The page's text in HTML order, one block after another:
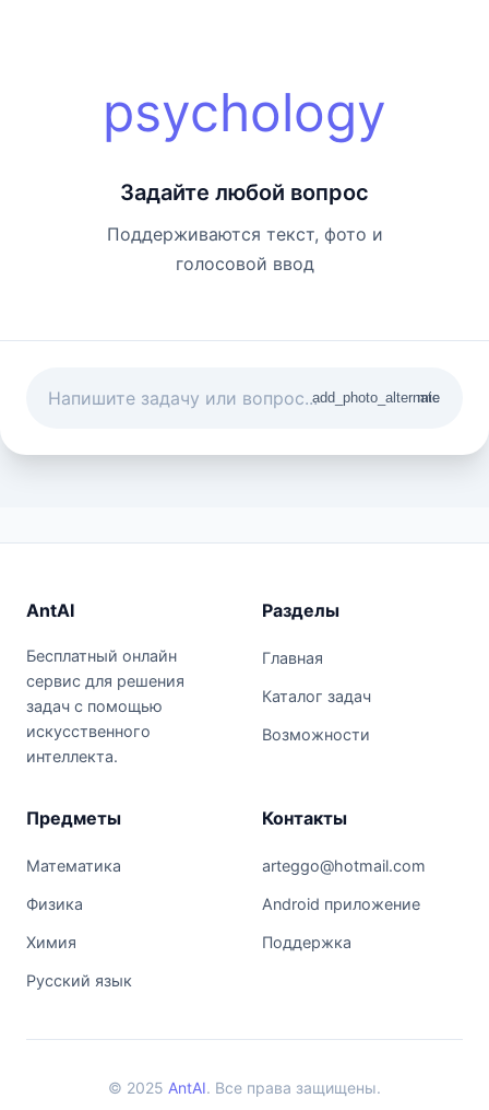
psychology
Задайте любой вопрос
Поддерживаются текст, фото и
голосовой ввод
add_photo_alternate
mic
AntAI
Бесплатный онлайн
сервис для решения
задач с помощью
искусственного
интеллекта.
Разделы
Главная
Каталог задач
Возможности
Предметы
Математика
Физика
Химия
Русский язык
Контакты
arteggo@hotmail.com
Android приложение
Поддержка
© 2025 AntAI. Все права защищены.